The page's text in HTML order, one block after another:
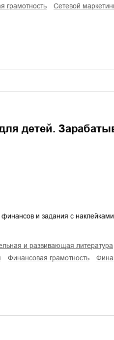
грамотность сетевой
детей.
и задания с
и развивающая литература
финансовая грамотность